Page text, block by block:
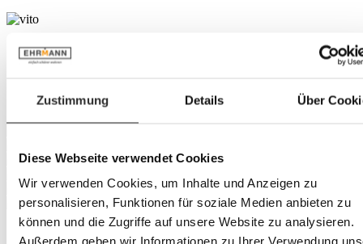
Zustimmung Details Über
Diese Webseite verwendet Cookies
Wir verwenden Cookies, um Inhalte und Anzeigen zu
personalisieren, Funktionen für soziale Medien anbieten zu
können und die Zugriffe auf unsere Website zu analysieren.
Außerdem geben wir Informationen zu Ihrer Verwendung